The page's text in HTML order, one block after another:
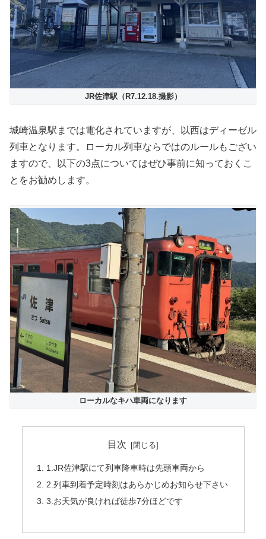
JR佐津駅（R7.12.18.撮影）
城崎温泉駅までは電化されていますが、以西はディーゼル
列車となります。ローカル列車ならではのルールもござい
ますので、以下の3点についてはぜひ事前に知っておくこ
とをお勧めします。
ローカルなキハ車両になります
目次
1.JR佐津駅にて列車降車時は先頭車両から
2.列車到着予定時刻はあらかじめお知らせ下さい
3.お天気が良ければ徒歩7分ほどです